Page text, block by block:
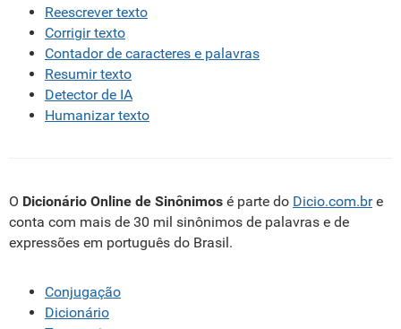
Reescrever texto
Corrigir texto
Contador de caracteres e palavras
Resumir texto
Detector de IA
Humanizar texto
O Dicionário Online de Sinônimos é parte do Dicio.com.bre
conta com mais de 30 mil sinônimos de palavras e de
expressões em português do Brasil.
Conjugação
Dicionário